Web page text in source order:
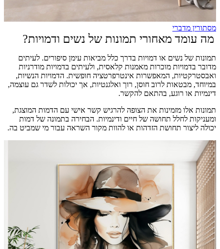
מסתורין מדברי
מה עומד מאחורי תמונות של נשים ודמויות?
תמונות של נשים או דמויות בדרך כלל מביאות עימן סיפורים. לעיתים
מדובר בדמויות מוכרות מאמנות קלאסית, ולעיתים בדמויות מודרניות
ואבסטרקטיות, המאפשרות אינטרפרטציה חופשית. הדמויות הנשיות,
במיוחד, מבטאות לרוב חוסן, רוך ואלגנטיות, אך יכולות לשדר גם עוצמה,
דינמיות או רוגע, בהתאם להקשר.
תמונות אלו מזמינות את הצופה להרגיש קשר אישי עם הדמות המוצגת,
ומעניקות לחלל תחושה של חיים ודינמיות. הבחירה בתמונה של דמות
יכולה ליצור תחושת הזדהות או להוות מקור השראה עבור מי שמביט בה.